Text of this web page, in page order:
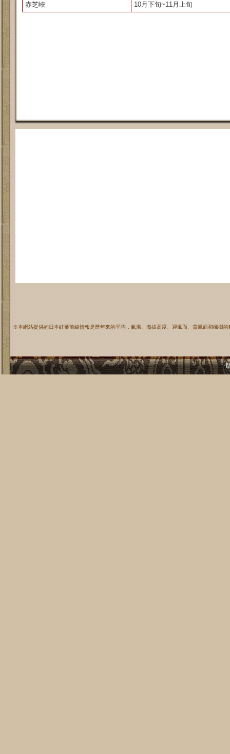
赤芝峽
10月下旬~11月上旬
※本網站提供的日本紅葉前線情報是歷年來的平均，氣溫、海拔高度、迎風面、背風面和楓樹